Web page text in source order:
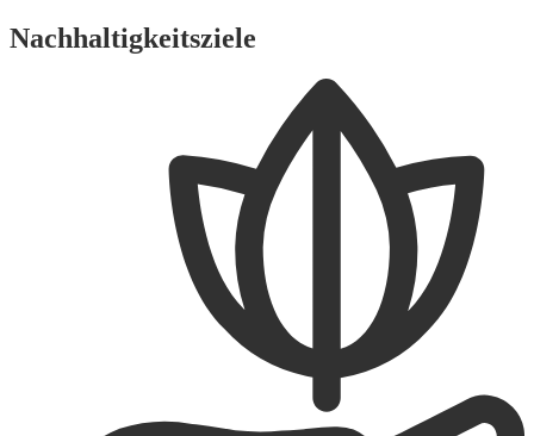
Nachhaltigkeitsziele